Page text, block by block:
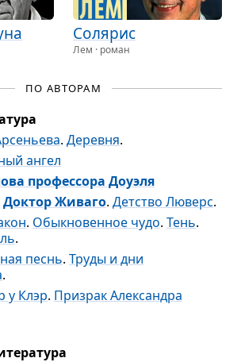
Соля­рис
Лем · роман
ПО АВТОРАМ
. Деревня.
ангел
профессора Доуэля
Доктор Живаго. Детство Люверс.
. Обыкновенное чудо. Тень.
.
песнь. Труды и дни
.
у Клэр. Призрак Александра